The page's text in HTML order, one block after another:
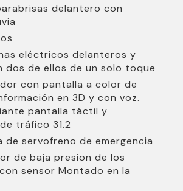
delantero con
eléctricos delanteros y
dos de ellos de un solo toque
con pantalla a color de
en 3D y con voz.
pantalla táctil y
tráfico 31.2
de servofreno de emergencia
de baja presion de los
sensor Montado en la